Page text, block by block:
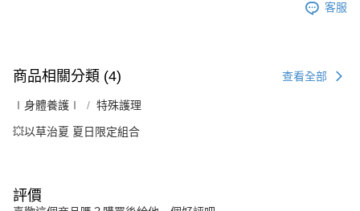
客服
商品相關分類 (4) 查看全部
∣身體養護∣ 特殊護理
💥以草治夏 夏日限定組合
評價